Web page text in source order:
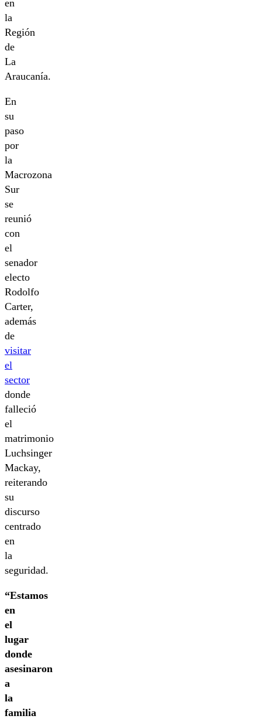
en
la
Región
de
La
Araucanía.
En
su
paso
por
la
Macrozona
Sur
se
reunió
con
el
senador
electo
Rodolfo
Carter,
además
de
visitar
el
sector
donde
falleció
el
matrimonio
Luchsinger
Mackay,
reiterando
su
discurso
centrado
en
la
seguridad.
“Estamos
en
el
lugar
donde
asesinaron
a
la
familia